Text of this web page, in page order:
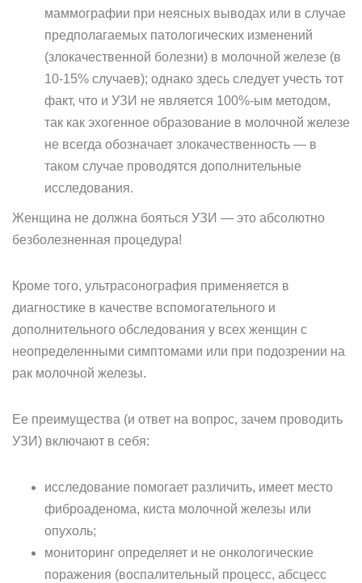
маммографии при неясных выводах или в случае
предполагаемых патологических изменений
(злокачественной болезни) в молочной железе (в
10-15% случаев); однако здесь следует учесть тот
факт, что и УЗИ не является 100%-ым методом,
так как эхогенное образование в молочной железе
не всегда обозначает злокачественность — в
таком случае проводятся дополнительные
исследования.
Женщина не должна бояться УЗИ — это абсолютно
безболезненная процедура!
Кроме того, ультрасонография применяется в
диагностике в качестве вспомогательного и
дополнительного обследования у всех женщин с
неопределенными симптомами или при подозрении на
рак молочной железы.
Ее преимущества (и ответ на вопрос, зачем проводить
УЗИ) включают в себя:
исследование помогает различить, имеет место
фиброаденома, киста молочной железы или
опухоль;
мониторинг определяет и не онкологические
поражения (воспалительный процесс, абсцесс